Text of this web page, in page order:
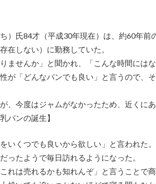
）氏84才（平成30年現在）は、約60年前
在しない）に勤務していた。
ませんか」と聞かれ、「こんな時間には
が「どんなパンでも良い」と言うので、
、今度はジャムがなかったため、近くに
パンの誕生】
いくつでも良いから欲しい」と言われた
ったようで毎日訪れるようになった。
れは売れるかも知れんぞ」と言うことで